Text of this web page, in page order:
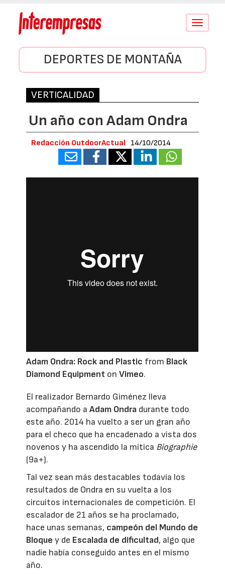
Conmutar
DEPORTES DE MONTAÑA
VERTICALIDAD
Un año con Adam Ondra
Redacción OutdoorActual 14/10/2014
Adam Ondra: Rock and Plastic from Black
Diamond Equipment onVimeo.
El realizador Bernardo Giménez lleva
acompañando aAdam Ondra durante todo
este año. 2014 ha vuelto a ser un gran año
para el checo que ha encadenado a vista dos
novenos y ha ascendido la mítica Biographie
(9a+).
Tal vez sean más destacables todavía los
resultados de Ondra en su vuelta a los
circuitos internacionales de competición. El
escalador de 21 años se ha proclamado,
hace unas semanas, campeón del Mundo de
Bloque y de Escalada de dificultad, algo que
nadie había conseguido antes en el mismo
año.